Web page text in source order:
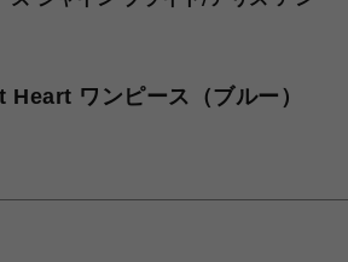
ワンピース（ブルー）